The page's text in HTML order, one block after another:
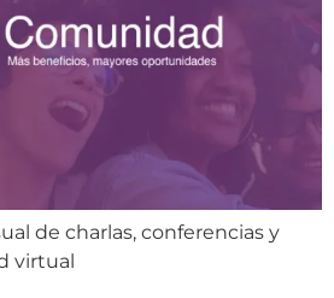
de charlas, conferencias y
virtual